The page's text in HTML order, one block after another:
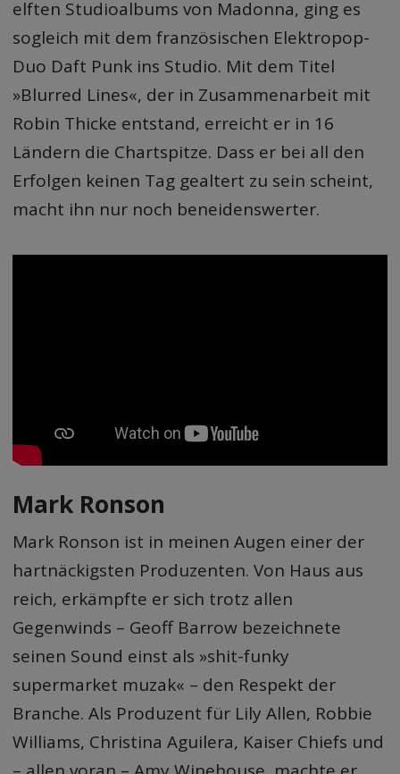
elften Studioalbums von Madonna, ging es
sogleich mit dem französischen Elektropop-
Duo Daft Punk ins Studio. Mit dem Titel
»Blurred Lines«, der in Zusammenarbeit mit
Robin Thicke entstand, erreicht er in 16
Ländern die Chartspitze. Dass er bei all den
Erfolgen keinen Tag gealtert zu sein scheint,
macht ihn nur noch beneidenswerter.
Mark Ronson
Mark Ronson ist in meinen Augen einer der
hartnäckigsten Produzenten. Von Haus aus
reich, erkämpfte er sich trotz allen
Gegenwinds – Geoff Barrow bezeichnete
seinen Sound einst als »shit-funky
supermarket muzak« – den Respekt der
Branche. Als Produzent für Lily Allen, Robbie
Williams, Christina Aguilera, Kaiser Chiefs und